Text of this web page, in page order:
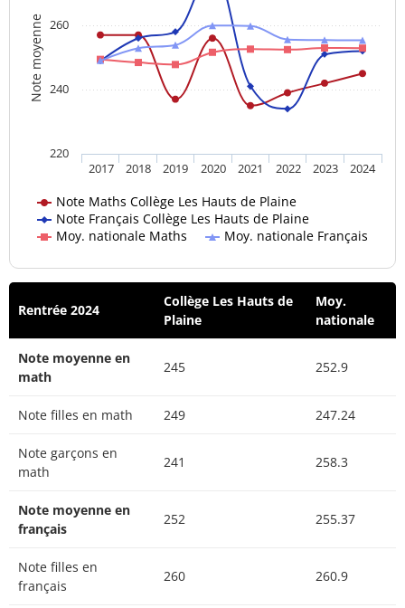
Note moyenne
Note Maths Collège Les Hauts de Plaine
Note Français Collège Les Hauts de Plaine
Moy. nationale Maths
Moy. nationale Français
2017 2018 2019 2020 2021 2022 2023 2024
220
240
260
Rentrée 2024
Collège Les Hauts de
Plaine
Moy.
nationale
Note moyenne en
math
245 252.9
Note filles en math 249 247.24
Note garçons en
math
241 258.3
Note moyenne en
français
252 255.37
Note filles en
français
260 260.9